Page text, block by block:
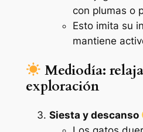
con plumas o
Esto imita su
mantiene
Mediodía:
exploración
Siesta y descanso